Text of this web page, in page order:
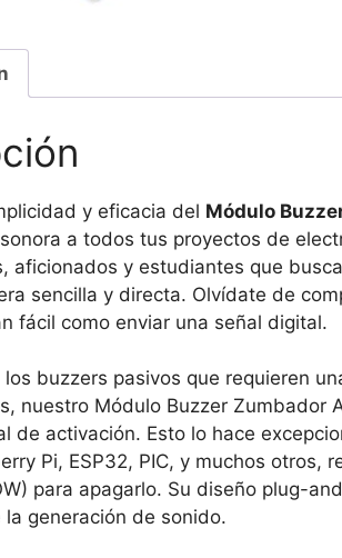
y eficacia del Módulo
a todos tus proyectos de
aficionados y estudiantes que
sencilla y directa. Olvídate de
fácil como enviar una señal digital.
buzzers pasivos que requieren
nuestro Módulo Buzzer Zumbador
de activación. Esto lo hace
Pi, ESP32, PIC, y muchos
para apagarlo. Su diseño plug-
generación de sonido.